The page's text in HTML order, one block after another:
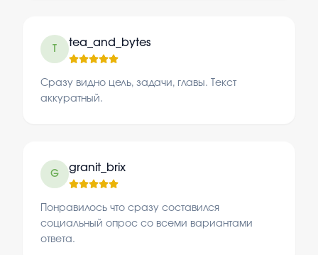
tea_and_bytes
Сразу видно цель, задачи, главы. Текст
аккуратный.
G
granit_brix
Понравилось что сразу составился
социальный опрос со всеми вариантами
ответа.